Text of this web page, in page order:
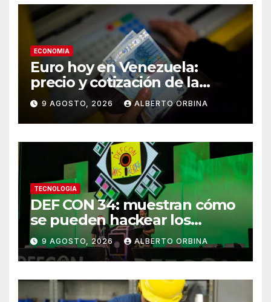
ECONOMIA
Euro hoy en Venezuela:
precio y cotización de la
divisa este domingo 9 de
agosto de 2026
9 AGOSTO, 2026 ALBERTO ORBINA
TECNOLOGIA
DEF CON 34: muestran cómo
se pueden hackear los
controles biométricos de
bancos y fintech de América
Latina
9 AGOSTO, 2026 ALBERTO ORBINA